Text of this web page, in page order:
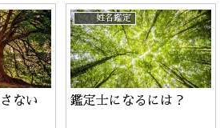
じ？
ない
姓名鑑定
鑑定士になるには？